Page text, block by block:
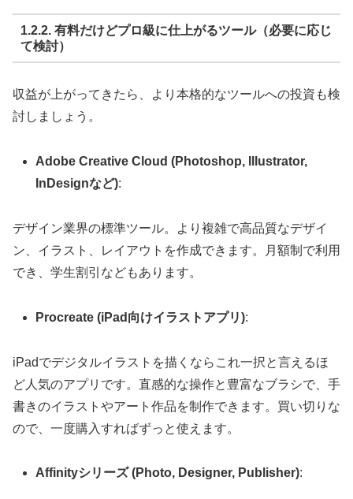
1.2.2. 有料だけどプロ級に仕上がるツール（必要に応じ
て検討）
収益が上がってきたら、より本格的なツールへの投資も検
討しましょう。
Adobe Creative Cloud (Photoshop, Illustrator,
InDesignなど):
デザイン業界の標準ツール。より複雑で高品質なデザイ
ン、イラスト、レイアウトを作成できます。月額制で利用
でき、学生割引などもあります。
Procreate (iPad向けイラストアプリ):
iPadでデジタルイラストを描くならこれ一択と言えるほ
ど人気のアプリです。直感的な操作と豊富なブラシで、手
書きのイラストやアート作品を制作できます。買い切りな
ので、一度購入すればずっと使えます。
Affinityシリーズ (Photo, Designer, Publisher):